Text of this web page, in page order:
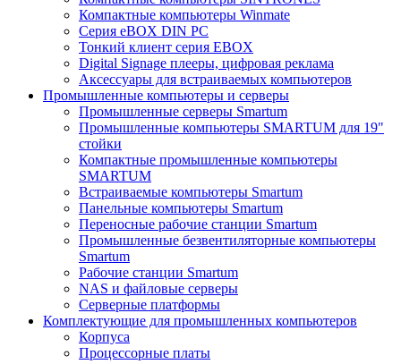
Компактные компьютеры Winmate
Серия eBOX DIN PC
Тонкий клиент серия EBOX
Digital Signage плееры, цифровая реклама
Аксессуары для встраиваемых компьютеров
Промышленные компьютеры и серверы
Промышленные серверы Smartum
Промышленные компьютеры SMARTUM для 19"
стойки
Компактные промышленные компьютеры
SMARTUM
Встраиваемые компьютеры Smartum
Панельные компьютеры Smartum
Переносные рабочие станции Smartum
Промышленные безвентиляторные компьютеры
Smartum
Рабочие станции Smartum
NAS и файловые серверы
Серверные платформы
Комплектующие для промышленных компьютеров
Корпуса
Процессорные платы